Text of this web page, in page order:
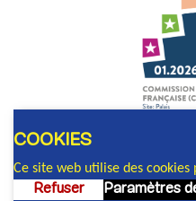
COOKIES
Ce site web utilise des
Refuser
Paramètres